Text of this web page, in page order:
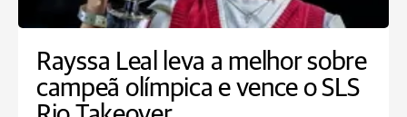
Rayssa Leal leva a melhor sobre
campeã olímpica e vence o SLS